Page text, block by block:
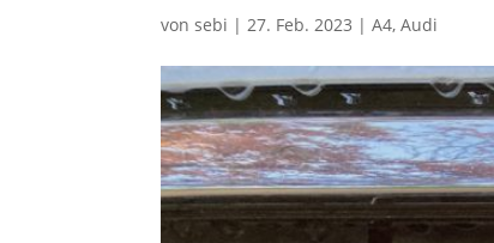
vonsebi | 27. Feb. 2023 |A4,Audi